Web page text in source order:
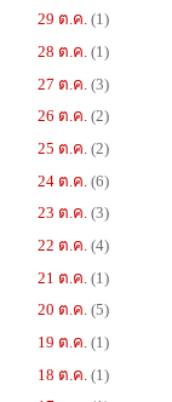
29 ต.ค. (1)
28 ต.ค. (1)
27 ต.ค. (3)
26 ต.ค. (2)
25 ต.ค. (2)
24 ต.ค. (6)
23 ต.ค. (3)
22 ต.ค. (4)
21 ต.ค. (1)
20 ต.ค. (5)
19 ต.ค. (1)
18 ต.ค. (1)